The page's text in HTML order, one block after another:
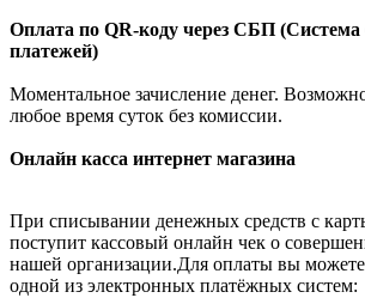
Оплата по QR-коду через СБП
платежей)
Моментальное зачисление денег.
любое время суток без комиссии.
Онлайн касса интернет магазина
При списывании денежных средств с
поступит кассовый онлайн чек о
нашей организации.Для оплаты вы можете
одной из электронных платёжных систем: